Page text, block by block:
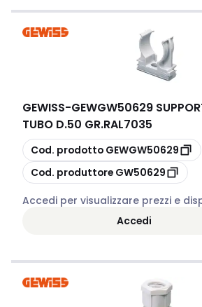
GEWISS-GEWGW50629
TUBO D.50 GR.RAL7035
copia
Cod. prodotto GEWGW50629
copia
Cod. produttore GW50629
Accedi per visualizzare prezzi e
Accedi